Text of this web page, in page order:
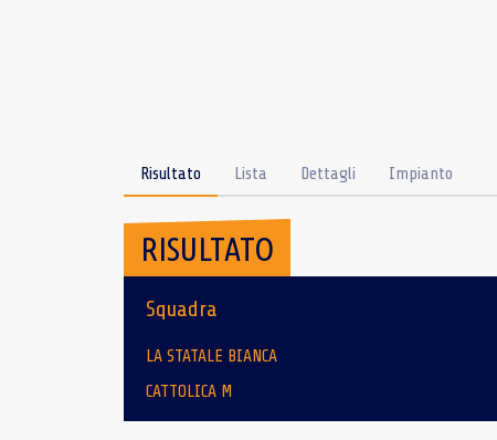
Risultato Lista Dettagli Impianto
RISULTATO
Squadra
LA STATALE BIANCA
CATTOLICA M